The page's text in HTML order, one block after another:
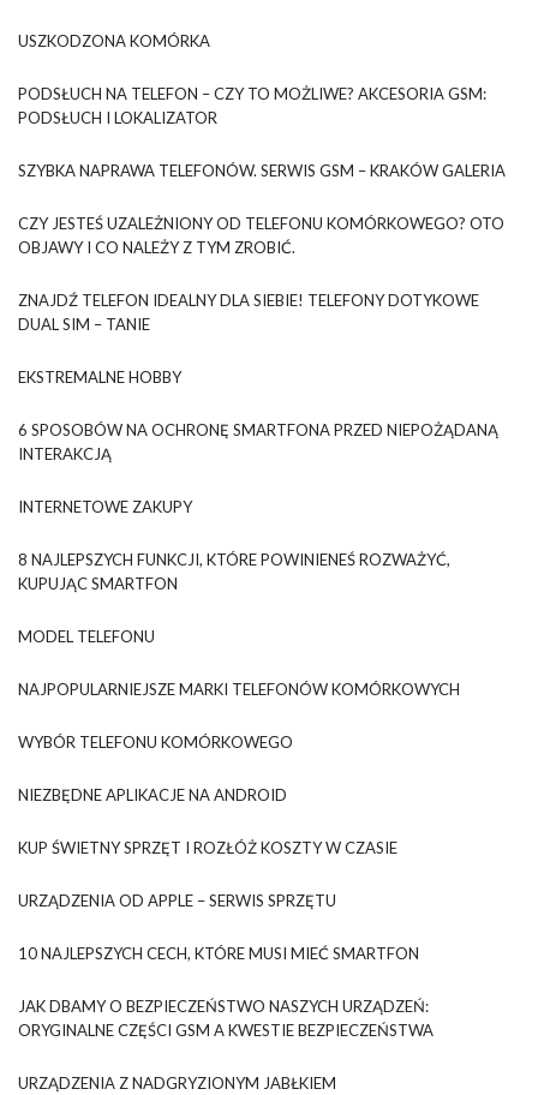
USZKODZONA KOMÓRKA
PODSŁUCH NA TELEFON – CZY TO MOŻLIWE? AKCESORIA GSM:
PODSŁUCH I LOKALIZATOR
SZYBKA NAPRAWA TELEFONÓW. SERWIS GSM – KRAKÓW GALERIA
CZY JESTEŚ UZALEŻNIONY OD TELEFONU KOMÓRKOWEGO? OTO
OBJAWY I CO NALEŻY Z TYM ZROBIĆ.
ZNAJDŹ TELEFON IDEALNY DLA SIEBIE! TELEFONY DOTYKOWE
DUAL SIM – TANIE
EKSTREMALNE HOBBY
6 SPOSOBÓW NA OCHRONĘ SMARTFONA PRZED NIEPOŻĄDANĄ
INTERAKCJĄ
INTERNETOWE ZAKUPY
8 NAJLEPSZYCH FUNKCJI, KTÓRE POWINIENEŚ ROZWAŻYĆ,
KUPUJĄC SMARTFON
MODEL TELEFONU
NAJPOPULARNIEJSZE MARKI TELEFONÓW KOMÓRKOWYCH
WYBÓR TELEFONU KOMÓRKOWEGO
NIEZBĘDNE APLIKACJE NA ANDROID
KUP ŚWIETNY SPRZĘT I ROZŁÓŻ KOSZTY W CZASIE
URZĄDZENIA OD APPLE – SERWIS SPRZĘTU
10 NAJLEPSZYCH CECH, KTÓRE MUSI MIEĆ SMARTFON
JAK DBAMY O BEZPIECZEŃSTWO NASZYCH URZĄDZEŃ:
ORYGINALNE CZĘŚCI GSM A KWESTIE BEZPIECZEŃSTWA
URZĄDZENIA Z NADGRYZIONYM JABŁKIEM